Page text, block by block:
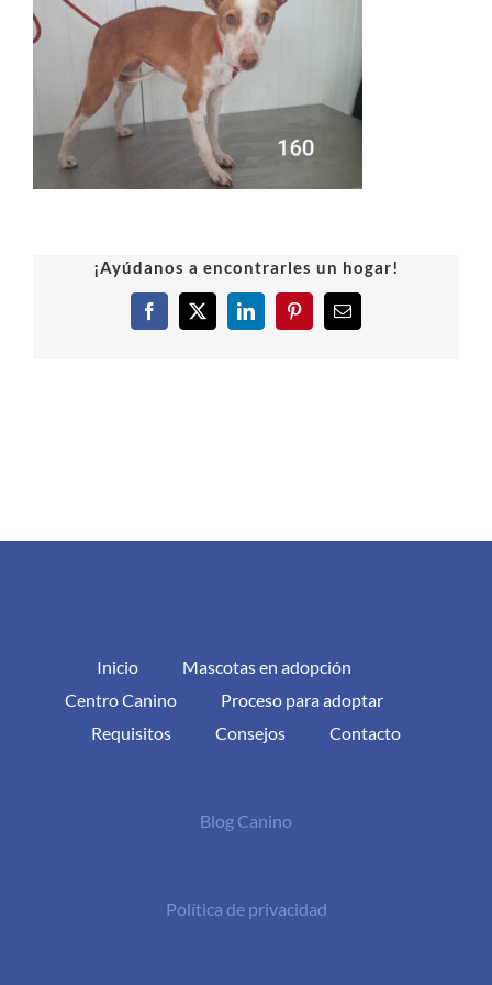
¡Ayúdanos a encontrarles un hogar!
Facebook
X LinkedInPinterestCorreo
Inicio
Mascotas en adopción
Centro Canino
Proceso para adoptar
Requisitos
Consejos Contacto
Blog Canino
Política de privacidad